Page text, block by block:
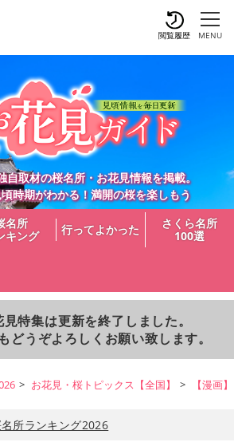
MENU
閲覧履歴
自取材の桜名所・お花見情報を掲載。
時期がわかる！満開の桜を楽しもう
名所
キング
行ってよかった
さくら名所
100選
特集は更新を終了しました。
どうぞよろしくお願い致します。
お花見・桜トピックス【全国】 【漫画
所ランキング2026